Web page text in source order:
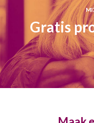
Gratis